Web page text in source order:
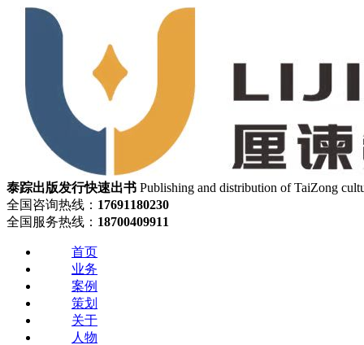
泰踪出版发行快速出书 Publishing and distribution of TaiZong
全国咨询热线： 17691180230
全国服务热线： 18700409911
首页
业务
案例
策划
关于
人物